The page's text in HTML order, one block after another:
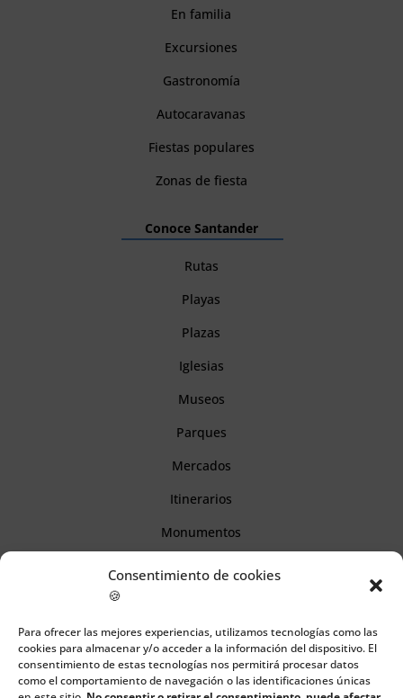
Consentimiento de cookies
🍪
Para ofrecer las mejores experiencias, utilizamos tecnologías como las
cookies para almacenar y/o acceder a la información del dispositivo. El
consentimiento de estas tecnologías nos permitirá procesar datos
como el comportamiento de navegación o las identificaciones únicas
En familia
Excursiones
Gastronomía
Autocaravanas
Fiestas populares
Zonas de fiesta
Conoce Santander
Rutas
Playas
Plazas
Iglesias
Museos
Parques
Mercados
Itinerarios
Monumentos
Información
Aviso legal